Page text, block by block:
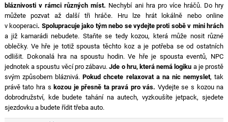
bláznivosti v rámci různých míst. Nechybí ani hra pro více hráčů. Do hry
můžete pozvat až další tři hráče. Hru lze hrát lokálně nebo online
v kooperaci. Spolupracuje jako tým nebo se vydejte proti sobě v mini hrách
a již kamarádi nebudete. Staňte se tedy kozou, která může nosit různé
oblečky. Ve hře je totiž spousta těchto koz a je potřeba se od ostatních
odlišit. Dokonalá hra na spoustu hodin. Ve hře je spousta eventů, NPC
jednotek a spoustu věcí pro zábavu.Jde o hru, která nemá logiku a je prostě
svým způsobem bláznivá.Pokud chcete relaxovat a na nic nemyslet, tak
právě tato hra s kozou je přesně ta pravá pro vás. Vydejte se s kozou na
dobrodružství, kde budete tahání na autech, vyzkoušíte jetpack, sjedete
sjezdovku a budete řídit třeba auto.